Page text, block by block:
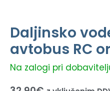
Daljinsko
avtobus RC
Na zalogi pri